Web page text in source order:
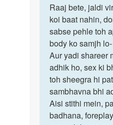
to
Aunti
ji
Sex
karne
par
mera
by
Raaj
maurya
Raaj
bete,
jaldi
viryapaat
Raaj bete, jaldi
koi baat nahin,
sabse pehle toh
body ko samjh
Aur yadi shareer
adhik ho, sex ki
toh sheegra hi
sambhavna bhi
Aisi stithi mein,
badhana,